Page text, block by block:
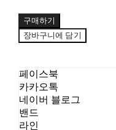
구매하기
장바구니에 담기
페이스북
카카오톡
네이버 블로그
밴드
라인